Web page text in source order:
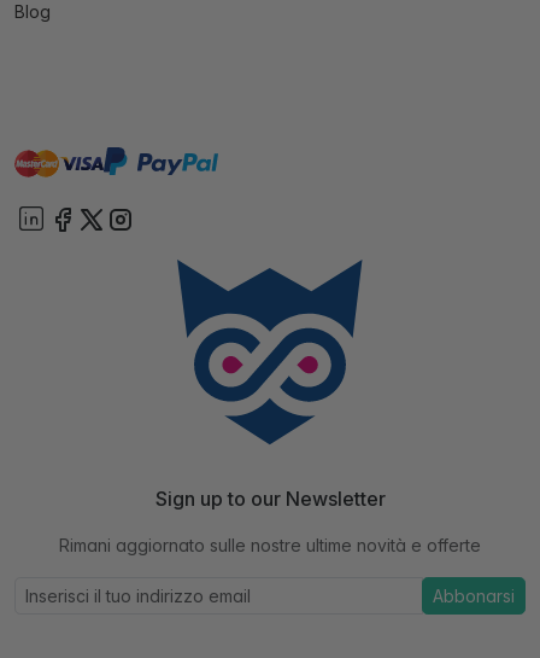
Blog
mastervisa paypal
Sign up to our Newsletter
Rimani aggiornato sulle nostre ultime novità e offerte
Abbonarsi